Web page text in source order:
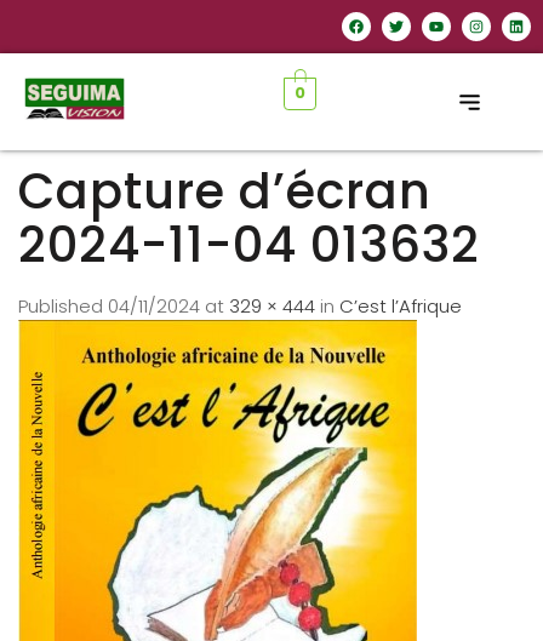
0
Capture d’écran
2024-11-04 013632
Published 04/11/2024 at 329 × 444 in C’est l’Afrique